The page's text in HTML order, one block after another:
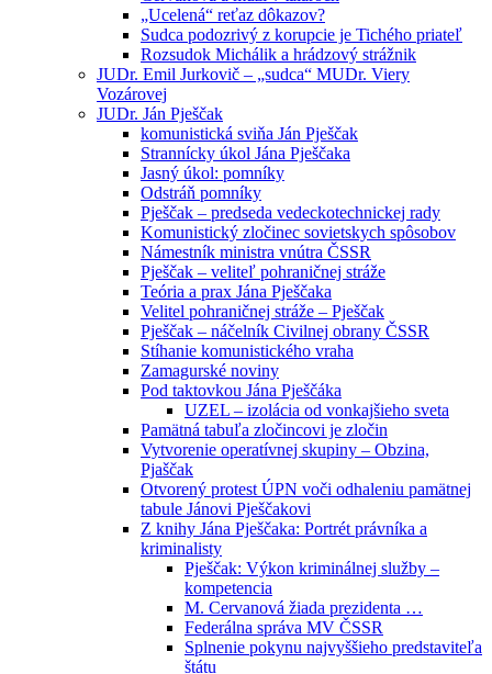
„Ucelená“ reťaz dôkazov?
Sudca podozrivý z korupcie je Tichého priateľ
Rozsudok Michálik a hrádzový strážnik
JUDr. Emil Jurkovič – „sudca“ MUDr. Viery
Vozárovej
JUDr. Ján Pješčak
komunistická sviňa Ján Pješčak
Strannícky úkol Jána Pješčaka
Jasný úkol: pomníky
Odstráň pomníky
Pješčak – predseda vedeckotechnickej rady
Komunistický zločinec sovietskych spôsobov
Námestník ministra vnútra ČSSR
Pješčak – veliteľ pohraničnej stráže
Teória a prax Jána Pješčaka
Velitel pohraničnej stráže – Pješčak
Pješčak – náčelník Civilnej obrany ČSSR
Stíhanie komunistického vraha
Zamagurské noviny
Pod taktovkou Jána Pješčáka
UZEL – izolácia od vonkajšieho sveta
Pamätná tabuľa zločincovi je zločin
Vytvorenie operatívnej skupiny – Obzina,
Pjaščak
Otvorený protest ÚPN voči odhaleniu pamätnej
tabule Jánovi Pješčakovi
Z knihy Jána Pješčaka: Portrét právníka a
kriminalisty
Pješčak: Výkon kriminálnej služby –
kompetencia
M. Cervanová žiada prezidenta …
Federálna správa MV ČSSR
Splnenie pokynu najvyššieho predstaviteľa
štátu